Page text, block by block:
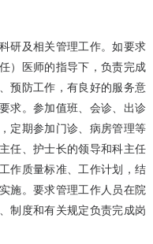
及相关管理工作。如要求
）医师的指导下，负责完成
预防工作，有良好的服务意
求。参加值班、会诊、出诊
定期参加门诊、病房管理等
任、护士长的领导和科主任
作质量标准、工作计划，结
施。要求管理工作人员在院
制度和有关规定负责完成岗